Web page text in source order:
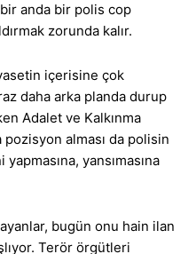
anda bir polis cop
zorunda kalır.
içerisine çok
daha arka planda durup
Adalet ve Kalkınma
alması da polisin
yansımasına
bugün onu hain ilan
Terör örgütleri